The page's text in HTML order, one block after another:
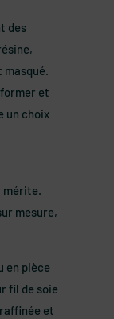
des
et
un choix
mérite.
mesure,
en pièce
fil de soie
et